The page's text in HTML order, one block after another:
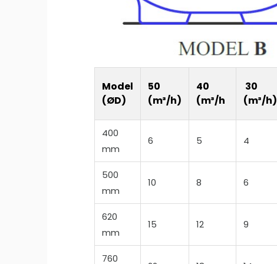
Model
(ØD)
50
(m³/h)
40
(m³/h
30
(m³/h)
400
mm
6 5 4
500
mm
10 8 6
620
mm
15 12 9
760